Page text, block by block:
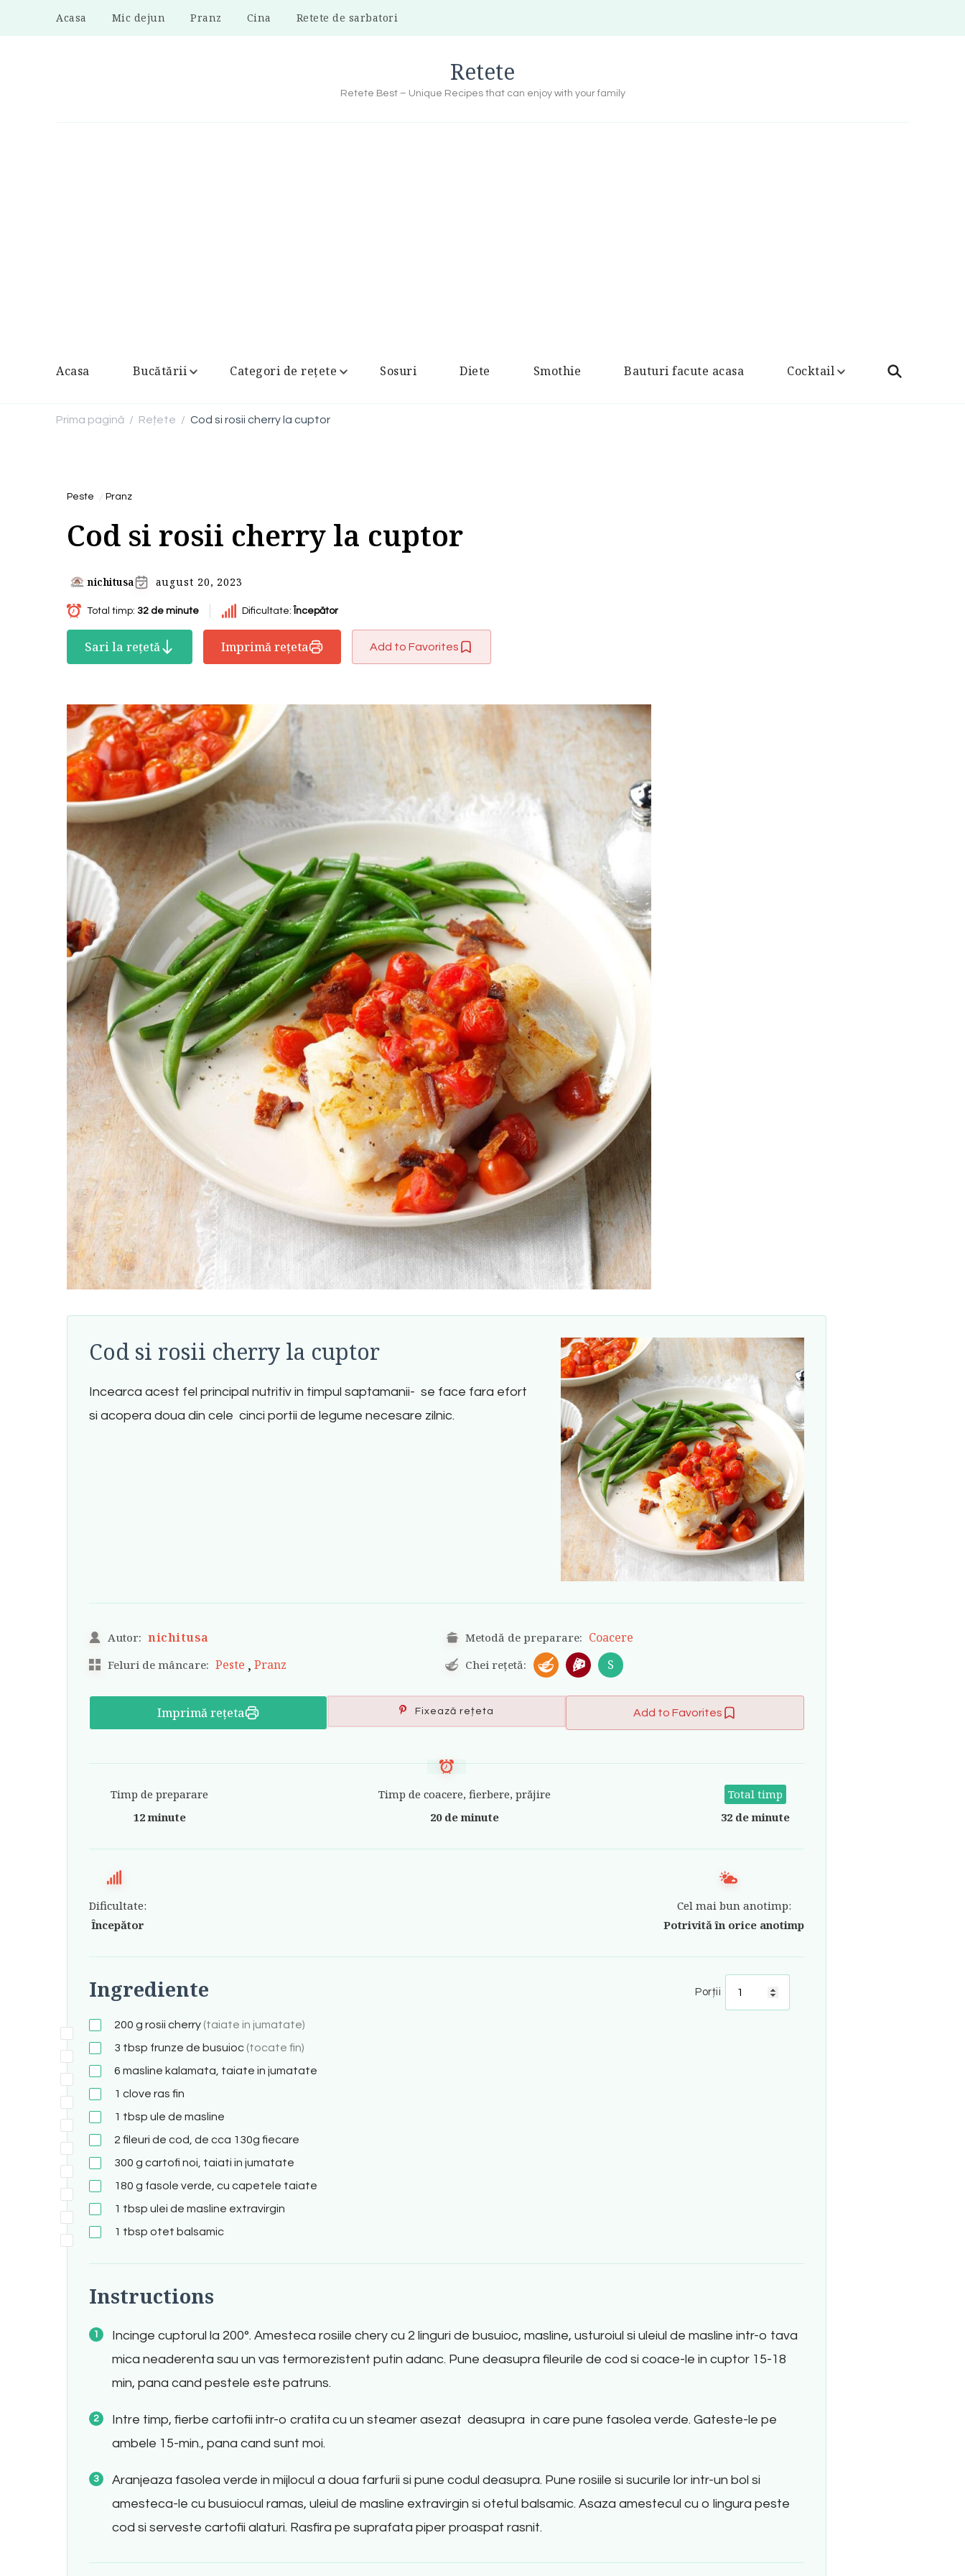
Acasa Mic dejun Pranz Cina Retete de sarbatori
Retete
Retete Best – Unique Recipes that can enjoy with your family
Acasa Bucătării Categori de rețete Sosuri Diete Smothie Bauturi facute acasa Cocktail
Prima pagină / Rețete / Cod si rosii cherry la cuptor
Peste Pranz
Cod si rosii cherry la cuptor
nichitusa august 20, 2023
Total timp: 32 de minute Dificultate: Începător
Sari la rețetă Imprimă rețeta Add to Favorites
Cod si rosii cherry la cuptor
Incearca acest fel principal nutritiv in timpul saptamanii- se face fara efort
si acopera doua din cele cinci portii de legume necesare zilnic.
Autor: nichitusa Metodă de preparare: Coacere
Feluri de mâncare: Peste , Pranz Chei rețetă: S
Imprimă rețeta Fixează rețeta Add to Favorites
Timp de preparare
12 minute
Timp de coacere, fierbere, prăjire
20 de minute
Total timp
32 de minute
Dificultate:
Începător
Cel mai bun anotimp:
Potrivită în orice anotimp
Ingrediente Porții
200 g rosii cherry (taiate in jumatate)
3 tbsp frunze de busuioc (tocate fin)
6 masline kalamata, taiate in jumatate
1 clove ras fin
1 tbsp ule de masline
2 fileuri de cod, de cca 130g fiecare
300 g cartofi noi, taiati in jumatate
180 g fasole verde, cu capetele taiate
1 tbsp ulei de masline extravirgin
1 tbsp otet balsamic
Instructions
Incinge cuptorul la 200°. Amesteca rosiile chery cu 2 linguri de busuioc, masline, usturoiul si uleiul de masline intr-o tava
mica neaderenta sau un vas termorezistent putin adanc. Pune deasupra fileurile de cod si coace-le in cuptor 15-18
min, pana cand pestele este patruns.
Intre timp, fierbe cartofii intr-o cratita cu un steamer asezat deasupra in care pune fasolea verde. Gateste-le pe
ambele 15-min., pana cand sunt moi.
Aranjeaza fasolea verde in mijlocul a doua farfurii si pune codul deasupra. Pune rosiile si sucurile lor intr-un bol si
amesteca-le cu busuiocul ramas, uleiul de masline extravirgin si otetul balsamic. Asaza amestecul cu o lingura peste
cod si serveste cartofii alaturi. Rasfira pe suprafata piper proaspat rasnit.